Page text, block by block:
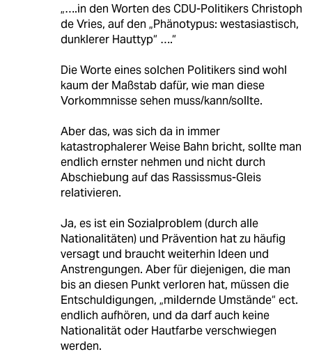
„….in den Worten des CDU-Politikers Christoph
de Vries, auf den „Phänotypus: westasiastisch,
dunklerer Hauttyp“ ….“
Die Worte eines solchen Politikers sind wohl
kaum der Maßstab dafür, wie man diese
Vorkommnisse sehen muss/kann/sollte.
Aber das, was sich da in immer
katastrophalerer Weise Bahn bricht, sollte man
endlich ernster nehmen und nicht durch
Abschiebung auf das Rassissmus-Gleis
relativieren.
Ja, es ist ein Sozialproblem (durch alle
Nationalitäten) und Prävention hat zu häufig
versagt und braucht weiterhin Ideen und
Anstrengungen. Aber für diejenigen, die man
bis an diesen Punkt verloren hat, müssen die
Entschuldigungen, „mildernde Umstände“ ect.
endlich aufhören, und da darf auch keine
Nationalität oder Hautfarbe verschwiegen
werden.